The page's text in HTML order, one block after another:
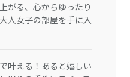
がる、心からゆったり
人女子の部屋を手に入
叶える！あると嬉しい